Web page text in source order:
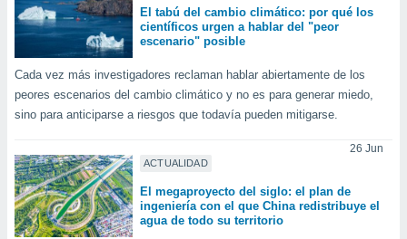
así como
perfil
y
en
y
El tabú del cambio climático: por qué los
científicos urgen a hablar del "peor
escenario" posible
Cada vez más investigadores reclaman hablar abiertamente de los
peores escenarios del cambio climático y no es para generar miedo,
sino para anticiparse a riesgos que todavía pueden mitigarse.
ACTUALIDAD
26 Jun
El megaproyecto del siglo: el plan de
ingeniería con el que China redistribuye el
agua de todo su territorio